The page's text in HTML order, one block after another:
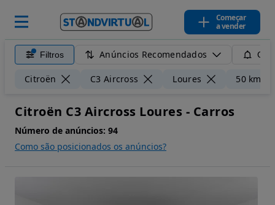
Começar
a vender
Filtros Anúncios Recomendados
Citroën C3 Aircross Loures 50 km
Citroën C3 Aircross Loures - Carros
Número de anúncios: 94
Como são posicionados os anúncios?